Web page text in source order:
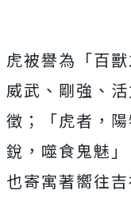
虎被譽為「百
威武、剛強、
徵；「虎者，
銳，噬食鬼魅
也寄寓著嚮往